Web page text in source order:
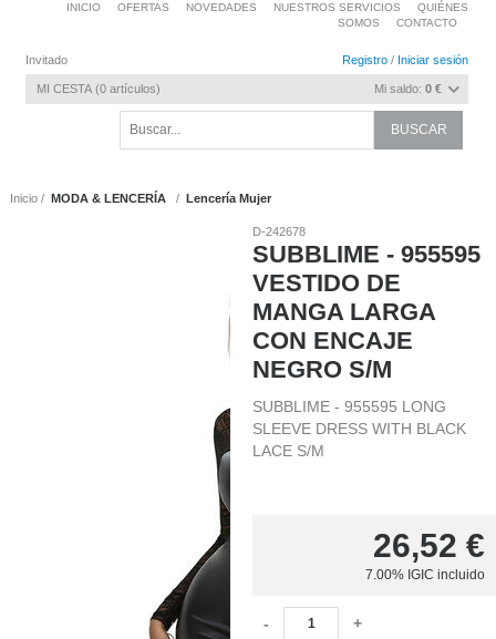
Invitado Registro / Iniciar sesión
MI CESTA 0 artículos Mi saldo: 0 €
INICIO OFERTAS NOVEDADES NUESTROS SERVICIOS
QUIÉNES
SOMOS
CONTACTO
Inicio MODA & LENCERÍA Lencería Mujer
D-242678
SUBBLIME - 955595
VESTIDO DE
MANGA LARGA
CON ENCAJE
NEGRO S/M
SUBBLIME - 955595 LONG
SLEEVE DRESS WITH BLACK
LACE S/M
26,52 €
7.00% IGIC incluido
- +